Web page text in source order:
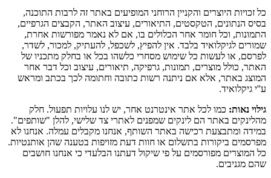
כל זכויות היוצרים והקניין הרוחני המופיעים באתר זה לרבות התוכנה,
בסיס הנתונים, הטקסטים, התיאורים, עיצוב האתר, הקבצים הגרפיים,
התמונות, וכל חומר אחר הכלולים בו, אם לא נאמר מפורשות אחרת,
שמורים לגיקלואיד בלבד. אין להפיץ, לשכפל, להעתיק, למכור, לשדר,
לפרסם, או לעשות כל שימוש מסחרי כלשהו בכל או בחלק מתכניו של
האתר, כולל מוצרים, תמונות, גרפיקה, תיאורים, עיצוב וכל דבר אחר
המוצג באתר, אלא אם ניתנה רשות כתובה וחתומה לכך בכתב ומראש
ע''י גיקלואיד.
גילוי נאות: כמו לכל אתר אינטרנט אחר, יש לנו עלויות תפעול. חלק
מהלינקים באתר הם לינקים שמפנים לאתרי צד שלישי, להלן "שותפים".
במידה ומתבצעת רכישה באתר השותף, אנחנו מקבלים עמלה. אנחנו לא
מפרסמים ביקורות בתשלום או חוות דעת מזויפות בטענה שהן אותנטיות.
כל המוצרים מפורסמים על פי שיקול דעתנו הבלעדי כי אנחנו חושבים
שהם מגניבים.